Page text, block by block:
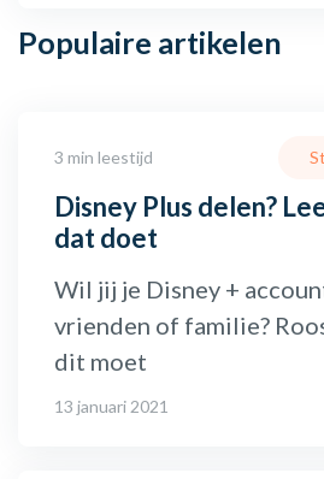
Populaire artikelen
3 min leestijd
Disney Plus delen?
dat doet
Wil jij je Disney +
vrienden of familie?
dit moet
13 januari 2021